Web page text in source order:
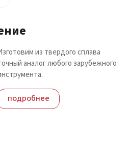
из твердого сплава
аналог любого зарубежного
подробнее